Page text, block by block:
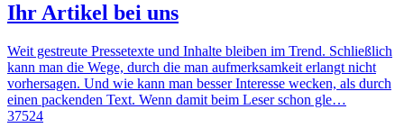
Ihr Artikel bei uns
Weit gestreute Pressetexte und Inhalte bleiben im Trend. Schließlich
kann man die Wege, durch die man aufmerksamkeit erlangt nicht
vorhersagen. Und wie kann man besser Interesse wecken, als durch
einen packenden Text. Wenn damit beim Leser schon gle…
37524